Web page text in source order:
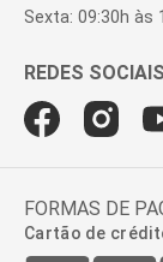
Sexta: 09:30h às
FORMAS DE
Cartão de